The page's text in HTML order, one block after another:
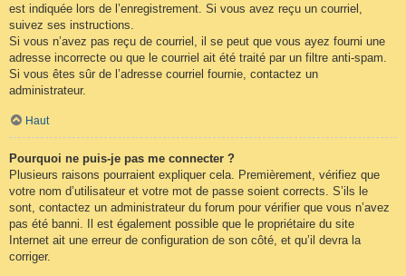
est indiquée lors de l’enregistrement. Si vous avez reçu un courriel,
suivez ses instructions.
Si vous n’avez pas reçu de courriel, il se peut que vous ayez fourni une
adresse incorrecte ou que le courriel ait été traité par un filtre anti-spam.
Si vous êtes sûr de l’adresse courriel fournie, contactez un
administrateur.
Haut
Pourquoi ne puis-je pas me connecter ?
Plusieurs raisons pourraient expliquer cela. Premièrement, vérifiez que
votre nom d’utilisateur et votre mot de passe soient corrects. S’ils le
sont, contactez un administrateur du forum pour vérifier que vous n’avez
pas été banni. Il est également possible que le propriétaire du site
Internet ait une erreur de configuration de son côté, et qu’il devra la
corriger.